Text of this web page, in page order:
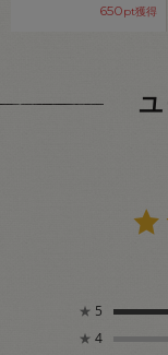
650pt獲得
★ 5
★ 4